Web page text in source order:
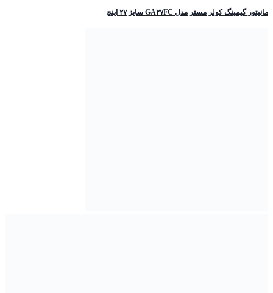
مانیتور گیمینگ کولر مستر مدل GA۲۷FC سایز ۲۷ اینچ